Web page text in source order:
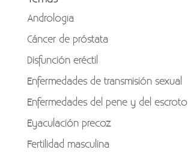
Andrología
Cáncer de próstata
Disfunción eréctil
Enfermedades de transmisión sexual
Enfermedades del pene y del escroto
Eyaculación precoz
Fertilidad masculina